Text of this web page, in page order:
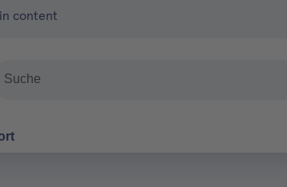
content
Suche